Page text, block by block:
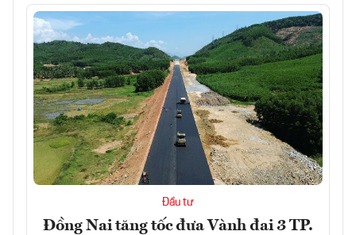
Đầu tư
Đồng Nai tăng tốc đưa Vành đai 3 TP.